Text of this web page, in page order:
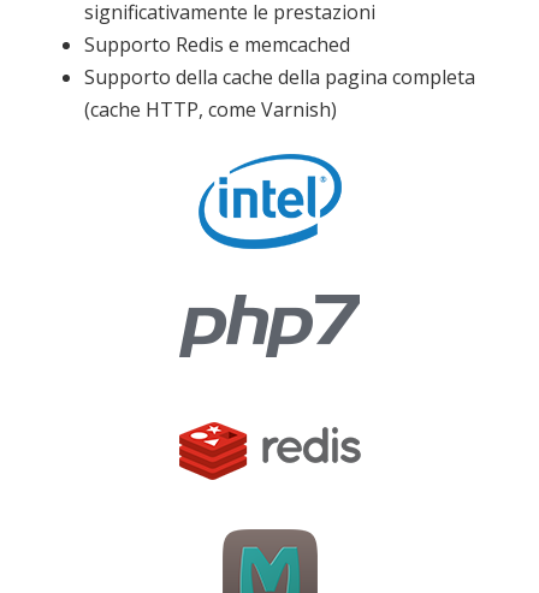
significativamente le prestazioni
Supporto Redis e memcached
Supporto della cache della pagina completa
(cache HTTP, come Varnish)